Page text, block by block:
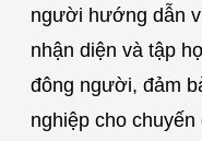
người hướng dẫn
nhận diện và tập
đông người, đảm
nghiệp cho chuyến